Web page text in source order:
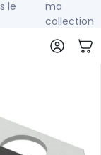
le
ma
collection